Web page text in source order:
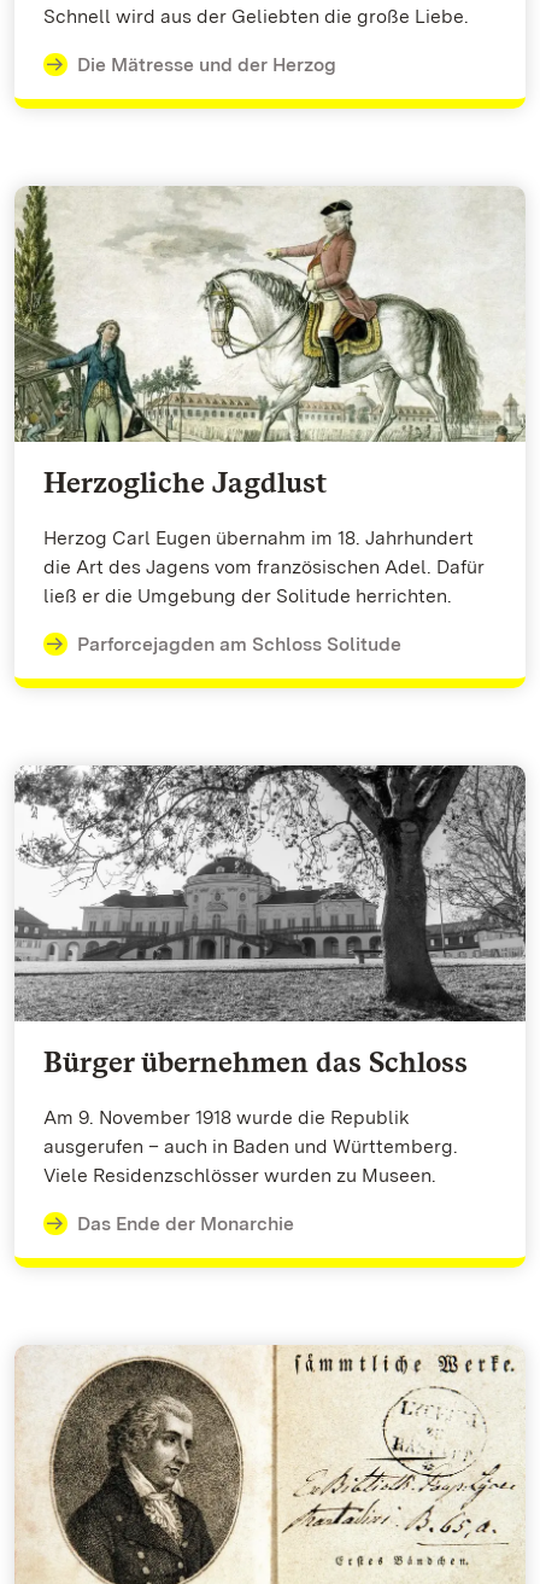
Schnell wird aus der Geliebten die große Liebe.
Die Mätresse und der Herzog
Herzogliche Jagdlust
Herzog Carl Eugen übernahm im 18. Jahrhundert
die Art des Jagens vom französischen Adel. Dafür
ließ er die Umgebung der Solitude herrichten.
Parforcejagden am Schloss Solitude
Bürger übernehmen das Schloss
Am 9. November 1918 wurde die Republik
ausgerufen – auch in Baden und Württemberg.
Viele Residenzschlösser wurden zu Museen.
Das Ende der Monarchie